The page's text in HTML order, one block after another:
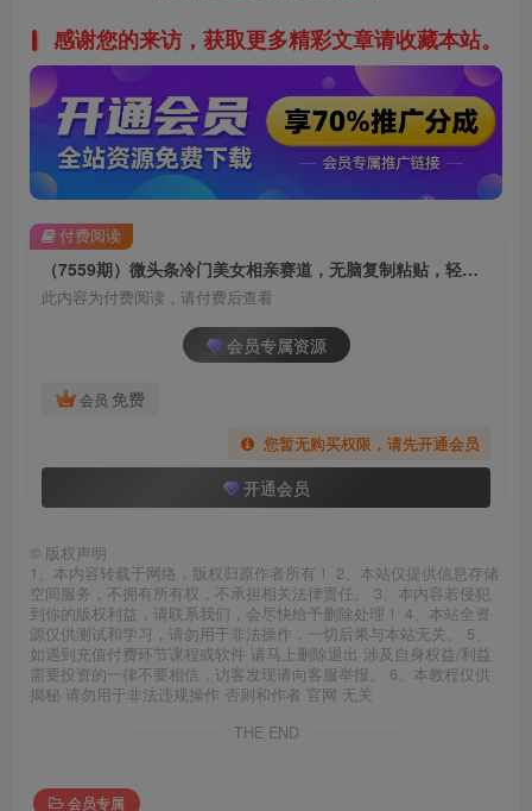
感谢您的来访，获取更多精彩文章请收藏本站。
（7559期）微头条冷门美女相亲赛道，无脑复制粘贴，轻松日入200＋
此内容为付费阅读，请付费后查看
会员专属资源
会员 免费
您暂无购买权限，请先开通会员
开通会员
付费阅读
© 版权声明
1、本内容转载于网络，版权归原作者所有！ 2、本站仅提供信息存储
空间服务，不拥有所有权，不承担相关法律责任。 3、本内容若侵犯
到你的版权利益，请联系我们，会尽快给予删除处理！ 4、本站全资
源仅供测试和学习，请勿用于非法操作，一切后果与本站无关。 5、
如遇到充值付费环节课程或软件 请马上删除退出 涉及自身权益/利益
需要投资的一律不要相信，访客发现请向客服举报。 6、本教程仅供
揭秘 请勿用于非法违规操作 否则和作者 官网 无关
THE END
会员专属